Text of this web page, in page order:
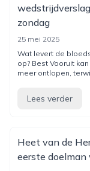
zondag
25 mei 2025
Wat levert de
op? Best Vooruit
meer ontlopen,
Lees verder
Heet van de
eerste doelman